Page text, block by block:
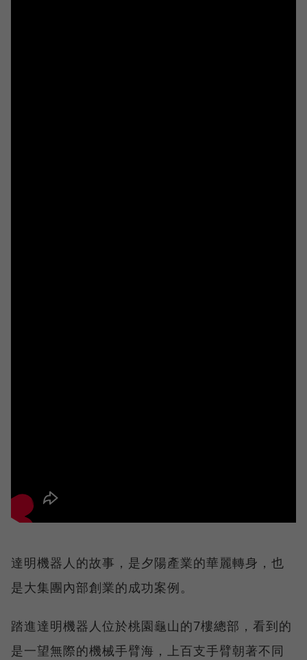
達明機器人的故事，是夕陽產業的華麗轉身，也
是大集團內部創業的成功案例。
踏進達明機器人位於桃園龜山的7樓總部，看到的
是一望無際的機械手臂海，上百支手臂朝著不同